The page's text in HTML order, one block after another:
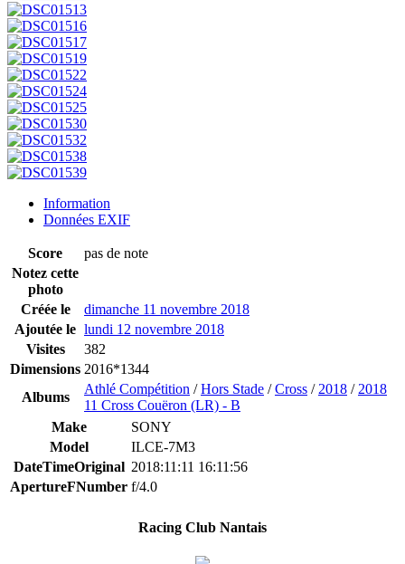
Information
Données EXIF
Score
pas de note
Notez cette
photo
Créée le
dimanche 11 novembre 2018
Ajoutée le lundi 12 novembre 2018
Visites
382
Dimensions 2016*1344
Albums
Athlé Compétition /Hors Stade /Cross / 2018 / 2018
11 Cross Couëron (LR) - B
Make
SONY
Model
ILCE-7M3
DateTimeOriginal 2018:11:11 16:11:56
ApertureFNumber f/4.0
Racing Club Nantais